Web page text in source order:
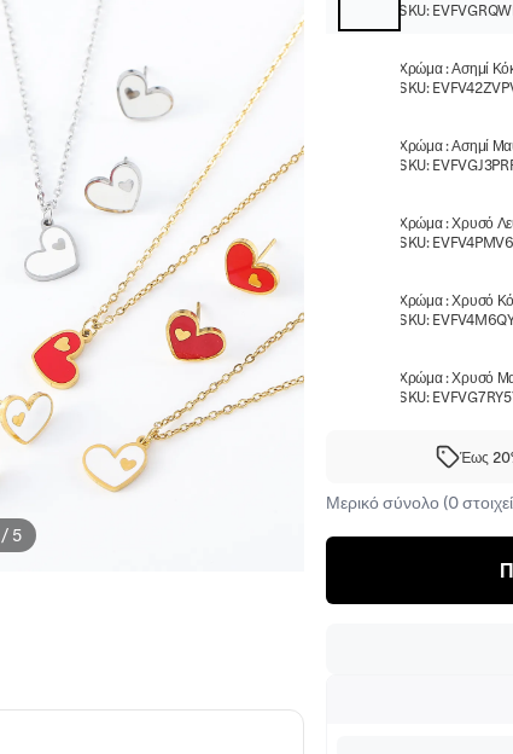
/ 5
SKU:
Χρώμα:Ασημί
SKU:
Χρώμα:Ασημί
SKU:
Χρώμα:Χρυσό
SKU:
Χρώμα:Χρυσό
SKU:
Χρώμα:Χρυσό
SKU:
Έως
Μερικό σύνολο (0